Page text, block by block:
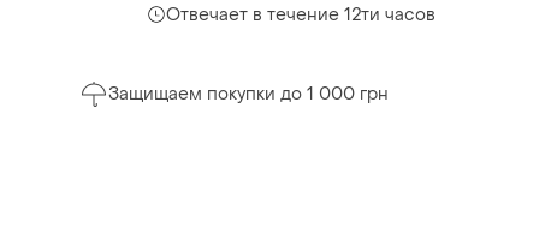
Отвечает в течение 12ти часов
Защищаем покупки до 1 000 грн